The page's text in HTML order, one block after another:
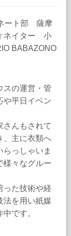
ート部 薩摩
ネイター 小
BABAZONO
スの運営・管
や平日イベン
さんもされて
、主に衣類へ
っしゃいま
様々なグルー
った技術や経
法を用い紙媒
です。